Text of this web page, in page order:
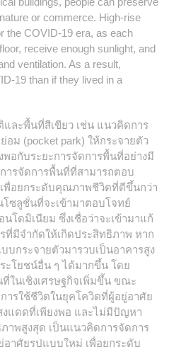
or commerce. High-rise
the COVID-19 era, as each
receive enough sunlight, and
ventilation. As a result,
19 than if they lived in a
ละพื้นที่สีเขียว เช่น แนวคิดการ
ม (pocket park) ให้กระจายตัว
พอกับระยะการจัดการพื้นที่อย่างมี
ารจัดการพื้นที่ที่สามารถตอบ
พื่อยกระดับคุณภาพชีวิตที่ดีขึ้นกว่า
ซลูชั่นที่จะเข้ามาตอบโจทย์
โดมิเนียม ซึ่งเชื่อว่าจะเข้ามาแก้
มีจำกัดให้เกิดประสิทธิภาพ หาก
บกระจายตัวมารวบเป็นอาคารสูง
ะโยชน์อื่น ๆ ได้มากขึ้น โดย
ในเชิงเศรษฐกิจเพิ่มขึ้น ขณะ
ารใช้ชีวิตในยุคโควิดที่ผู้อยู่อาศัย
แดดที่เพียงพอ และไม่มีปัญหา
าพสูงสุด เป็นแนวคิดการจัดการ
าศัยรูปแบบใหม่ เพื่อยกระดับ